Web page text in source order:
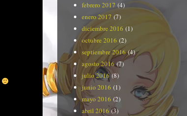
febrero 2017 (4)
enero 2017 (7)
diciembre 2016 (1)
octubre 2016 (2)
septiembre 2016(4)
agosto 2016(7)
julio 2016(8)
junio 2016 (1)
mayo 2016 (2)
abril 2016 (3)